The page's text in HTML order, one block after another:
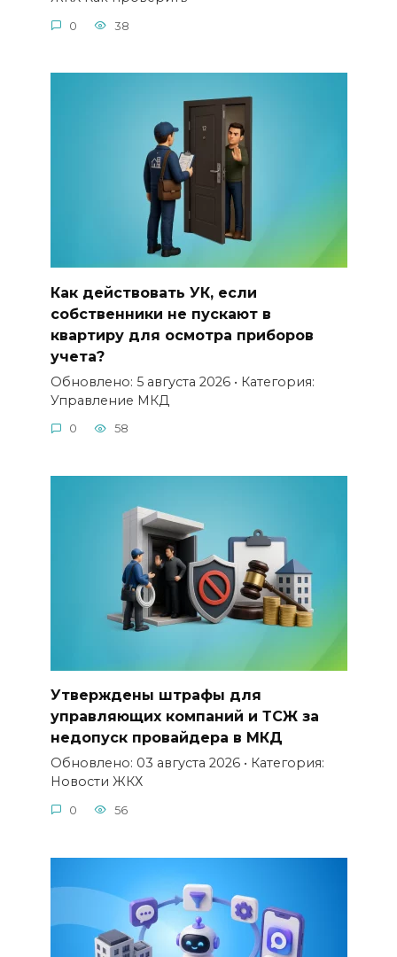
0 38
Как действовать УК, если
собственники не пускают в
квартиру для осмотра приборов
учета?
Обновлено: 5 августа 2026 • Категория:
Управление МКД
0 58
Утверждены штрафы для
управляющих компаний и ТСЖ за
недопуск провайдера в МКД
Обновлено: 03 августа 2026 • Категория:
Новости ЖКХ
0 56